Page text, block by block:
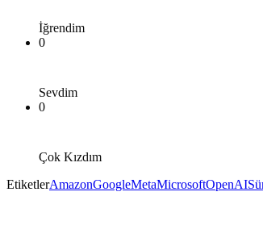
İğrendim
0
Sevdim
0
Çok Kızdım
EtiketlerAmazonGoogleMetaMicrosoftOpenAI